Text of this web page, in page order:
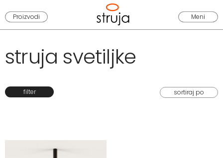
Proizvodi Meni
struja svetiljke
filter